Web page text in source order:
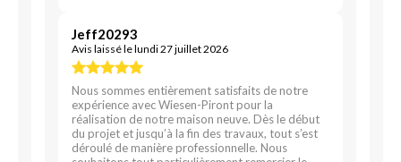
Jeff20293
Avis laissé le lundi 27 juillet 2026
Nous sommes entièrement satisfaits de notre
expérience avec Wiesen-Piront pour la
réalisation de notre maison neuve. Dès le début
du projet et jusqu’à la fin des travaux, tout s’est
déroulé de manière professionnelle. Nous